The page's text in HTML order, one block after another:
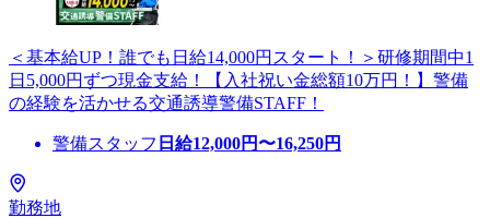
＜基本給UP！誰でも日給14,000円スタート！＞研修期間中1
日5,000円ずつ現金支給！【入社祝い金総額10万円！】警備
の経験を活かせる交通誘導警備STAFF！
警備スタッフ 日給12,000円〜16,250円
勤務地